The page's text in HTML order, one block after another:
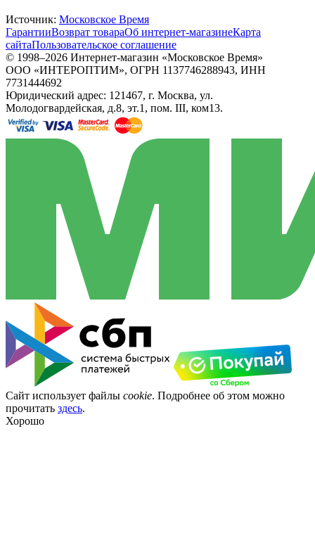
Источник: Московское Время
ГарантииВозврат товараОб интернет-магазинеКарта
сайтаПользовательское соглашение
© 1998–2026 Интернет-магазин «Московское Время»
ООО «ИНТЕРОПТИМ», ОГРН 1137746288943, ИНН
7731444692
Юридический адрес: 121467, г. Москва, ул.
Молодогвардейская, д.8, эт.1, пом. III, ком13.
Сайт использует файлы cookie. Подробнее об этом можно
прочитать здесь.
Хорошо